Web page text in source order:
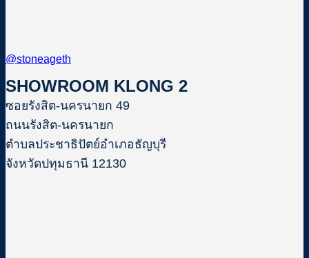
@stoneageth
SHOWROOM KLONG 2
ซอยรังสิต-นครนายก 49
ถนนรังสิต-นครนายก
ตำบลประชาธิปัตย์อำเภอธัญบุรี
จังหวัดปทุมธานี 12130